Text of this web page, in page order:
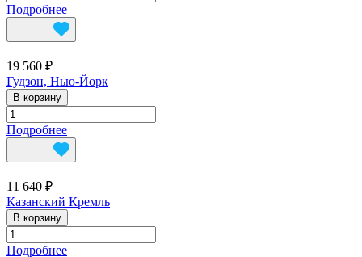
Подробнее
19 560 ₽
Гудзон, Нью-Йорк
В корзину
Подробнее
11 640 ₽
Казанский Кремль
В корзину
Подробнее